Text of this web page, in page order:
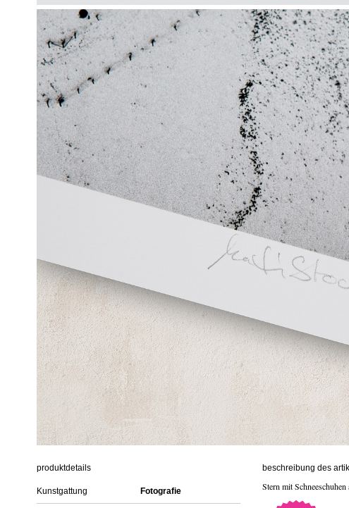
produktdetails
Kunstgattung Fotografie
beschreibung des
Stern mit